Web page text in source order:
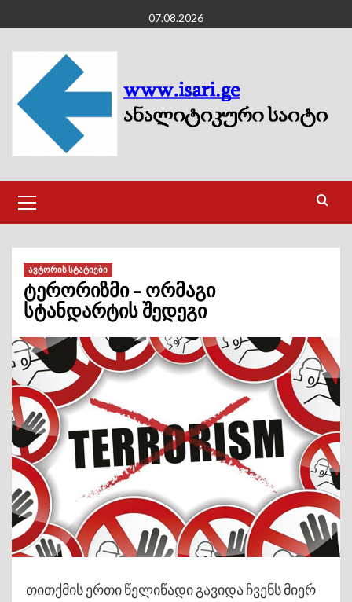
to
content
07.08.2026
Menu
ავტორის სტატიები
ტერორიზმი – ორმაგი
სტანდარტის შედეგი
თითქმის ერთი წელიწადი გავიდა ჩვენს მიერ